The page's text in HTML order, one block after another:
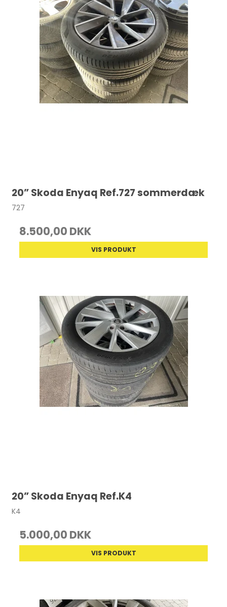
20” Skoda Enyaq Ref.727 sommerdæk
727
8.500,00 DKK
VIS PRODUKT
20” Skoda Enyaq Ref.K4
K4
5.000,00 DKK
VIS PRODUKT